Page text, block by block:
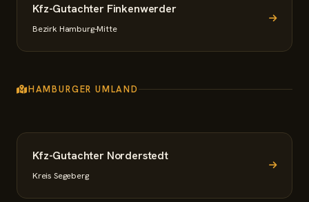
Kfz-Gutachter Finkenwerder
Bezirk Hamburg-Mitte
HAMBURGER UMLAND
Kfz-Gutachter Norderstedt
Kreis Segeberg